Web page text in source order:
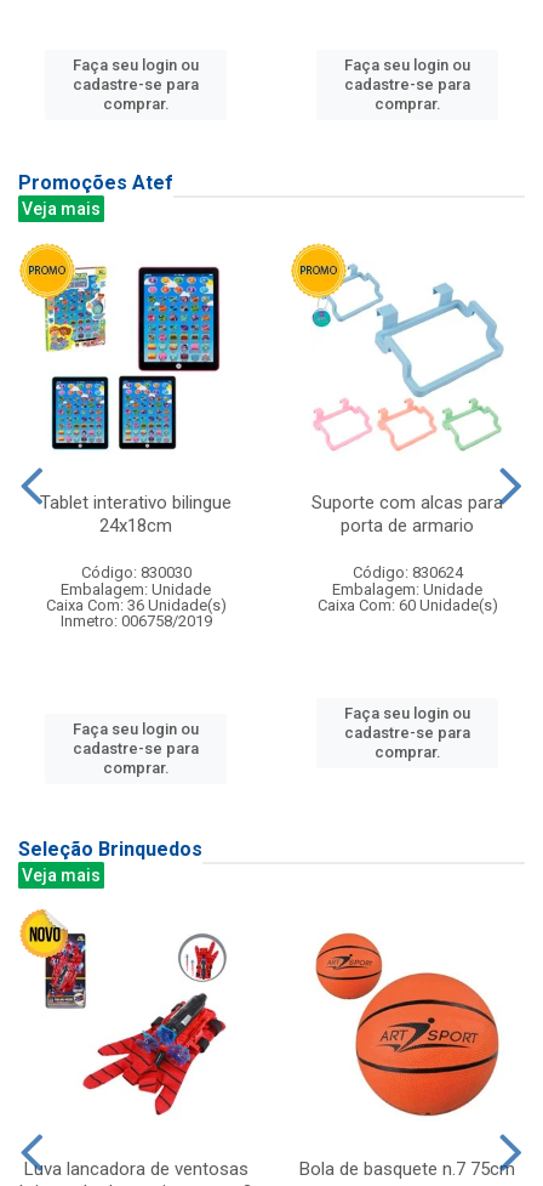
Faça seu login ou
cadastre-se para
comprar.
Faça seu login ou
cadastre-se para
comprar.
Promoções Atef
Veja mais
Tablet interativo bilingue
24x18cm
Código: 830030
Embalagem: Unidade
Caixa Com: 36 Unidade(s)
Inmetro: 006758/2019
Faça seu login ou
cadastre-se para
comprar.
Suporte com alcas para
porta de armario
Código: 830624
Embalagem: Unidade
Caixa Com: 60 Unidade(s)
Faça seu login ou
cadastre-se para
comprar.
Seleção Brinquedos
Veja mais
Luva lancadora de ventosas
Bola de basquete n.7 75cm